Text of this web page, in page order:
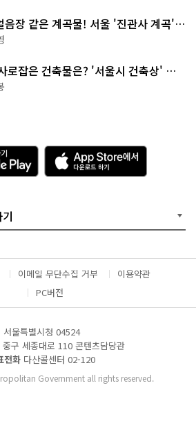
음장 같은 계곡물! 서울 '진관사 계곡'이
로잡은 건축물은? '서울시 건축상' 수
A
p
p
e
서
다
운
드
이메일 무단수집 거부
이용약관
PC버전
서울특별시청 04524
중구 세종대로 110 콘텐츠담당관
전화 다산콜센터 02-120
Government all rights reserved.